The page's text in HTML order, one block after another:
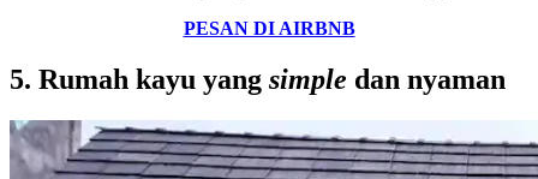
PESAN DI AIRBNB
5. Rumah kayu yang simple dan nyaman